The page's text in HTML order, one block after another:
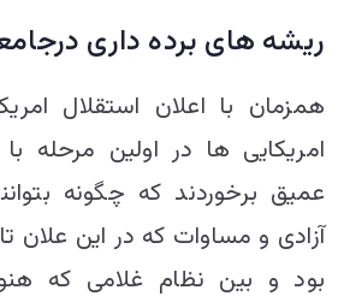
ریشه های برده داری
امریکایی ها در اولین مرحله
عمیق برخوردند که چگونه
آزادی و مساوات که در این علان
بود و بین نظام غلامی که